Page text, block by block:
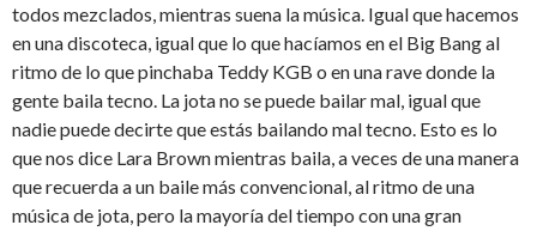
todos mezclados, mientras suena la música. Igual que hacemos
en una discoteca, igual que lo que hacíamos en el Big Bang al
ritmo de lo que pinchaba Teddy KGB o en una rave donde la
gente baila tecno. La jota no se puede bailar mal, igual que
nadie puede decirte que estás bailando mal tecno. Esto es lo
que nos dice Lara Brown mientras baila, a veces de una manera
que recuerda a un baile más convencional, al ritmo de una
música de jota, pero la mayoría del tiempo con una gran